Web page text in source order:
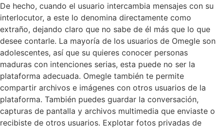
De hecho, cuando el usuario intercambia mensajes con su
interlocutor, a este lo denomina directamente como
extraño, dejando claro que no sabe de él más que lo que
desee contarle. La mayoría de los usuarios de Omegle son
adolescentes, así que su quieres conocer personas
maduras con intenciones serias, esta puede no ser la
plataforma adecuada. Omegle también te permite
compartir archivos e imágenes con otros usuarios de la
plataforma. También puedes guardar la conversación,
capturas de pantalla y archivos multimedia que enviaste o
recibiste de otros usuarios. Explotar fotos privadas de